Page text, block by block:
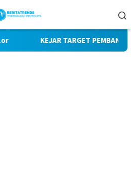
KEJAR TARGET PEMBANGUNAN